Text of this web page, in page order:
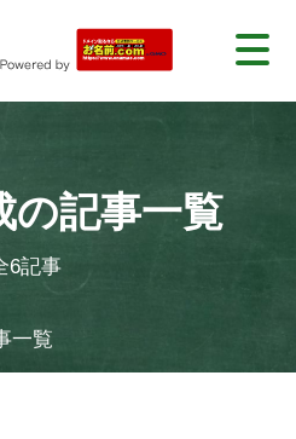
の記事一覧
6記事
一覧